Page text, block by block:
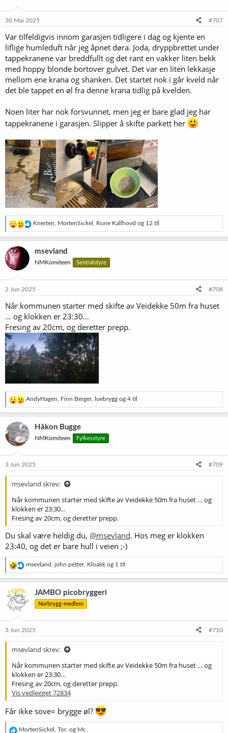
e
:
30 Mai 2025 #707
Var tilfeldigvis innom garasjen tidligere i dag og kjente en
liflige humleduft når jeg åpnet døra. Joda, dryppbrettet under
tappekranene var breddfullt og det rant en vakker liten bekk
med hoppy blonde bortover gulvet. Det var en liten lekkasje
mellom ene krana og shanken. Det startet nok i går kveld når
det ble tappet en øl fra denne krana tidlig på kvelden.
Noen liter har nok forsvunnet, men jeg er bare glad jeg har
tappekranene i garasjen. Slipper å skifte parkett her
R
e
a
n
e
:
Knerten MortenSickel Rune Kallhovd og 12 til
msevland
NMKomiteen Sentralstyre
2 Jun 2025 #708
Når kommunen starter med skifte av Veidekke 50m fra huset
… og klokken er 23:30…
Fresing av 20cm, og deretter prepp.
R
e
a
s
j
n
e
AndyHagen Finn Berger, loebrygg og 4 til
Håkon Bugge
NMKomiteen Fylkesstyre
3 Jun 2025 #709
msevland skrev:
Når kommunen starter med skifte av Veidekke 50m fra huset … og
klokken er 23:30…
Fresing av 20cm, og deretter prepp.
Du skal være heldig du, @msevland. Hos meg er klokken
23:40, og det er bare hull i veien ;-)
R
e
a
s
j
n
e
msevland john petter, Kloakk og 1 til
JAMBO picobryggeri
Norbrygg-medlem
3 Jun 2025 #710
msevland skrev:
Når kommunen starter med skifte av Veidekke 50m fra huset … og
klokken er 23:30…
Fresing av 20cm, og deretter prepp.
Vis vedlegget 72834
Får ikke sove= brygge øl?
R
MortenSickel Tor. og Mc.